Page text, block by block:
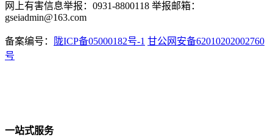
网上有害信息举报：0931-8800118 举报邮箱：
gseiadmin@163.com
备案编号： 陇ICP备05000182号-1 甘公网安备62010202002760
号
一站式服务